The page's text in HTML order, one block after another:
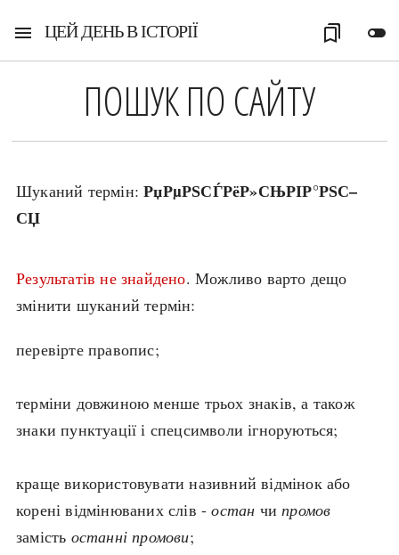
menu ЦЕЙ ДЕНЬ В ІСТОРІЇ toggle_off
bookmarks
search
СЬОГОДНІ
ПОШУК ПО САЙТУ
Шуканий термін:РџРµРЅСЃРёР»СЊРІР°РЅС–
СЏ
Результатів не знайдено. Можливо варто дещо
змінити шуканий термін:
перевірте правопис;
терміни довжиною менше трьох знаків, а також
знаки пунктуації і спецсимволи ігноруються;
краще використовувати називний відмінок або
корені відмінюваних слів -остан чипромов
замість останні промови;